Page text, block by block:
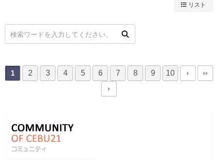
リスト
1 2 3 4 5 6 7 8 9 10